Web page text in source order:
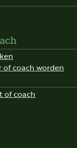
of coach worden
of coach